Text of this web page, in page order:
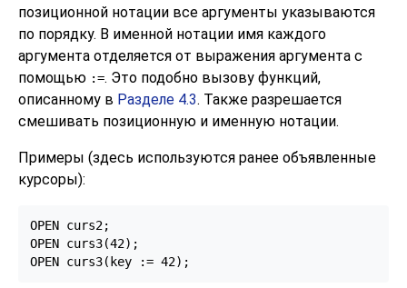
позиционной нотации все аргументы указываются
по порядку. В именной нотации имя каждого
аргумента отделяется от выражения аргумента с
помощью :=. Это подобно вызову функций,
описанному в Разделе 4.3. Также разрешается
смешивать позиционную и именную нотации.
Примеры (здесь используются ранее объявленные
курсоры):
OPEN curs2;
OPEN curs3(42);
OPEN curs3(key := 42);